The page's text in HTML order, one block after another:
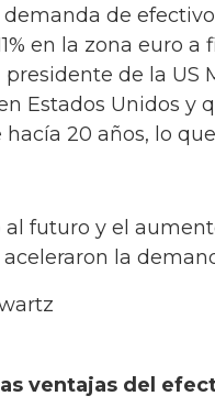
demanda de
en la zona euro a
de la US
Estados Unidos y
hacía 20 años, lo
al futuro y el
la
ventajas del